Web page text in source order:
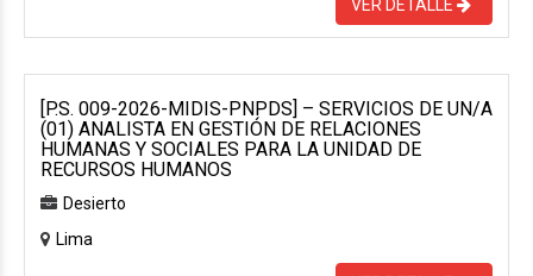
VER DETALLE
[P.S. 009-2026-MIDIS-PNPDS] – SERVICIOS DE UN/A
(01) ANALISTA EN GESTIÓN DE RELACIONES
HUMANAS Y SOCIALES PARA LA UNIDAD DE
RECURSOS HUMANOS
Desierto
Lima